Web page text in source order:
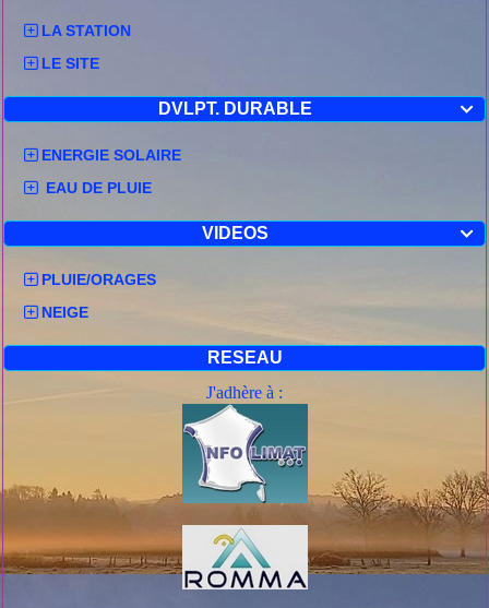
LA STATION
LE SITE

DVLPT. DURABLE
ENERGIE SOLAIRE
EAU DE PLUIE

VIDEOS
PLUIE/ORAGES
NEIGE
RESEAU
J'adhère à :